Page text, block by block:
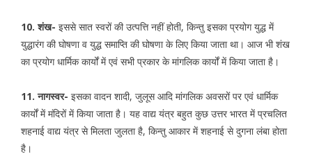
10. शंख- इससे सात स्वरों की उत्पत्ति नहीं होती, किन्तु इसका प्रयोग युद्ध में
युद्धारंग की घोषणा व युद्ध समाप्ति की घोषणा के लिए किया जाता था। आज भी शंख
का प्रयोग धार्मिक कार्यों में एवं सभी प्रकार के मांगलिक कार्यों में किया जाता है।
11. नागस्वर- इसका वादन शादी, जुलूस आदि मांगलिक अवसरों पर एवं धार्मिक
कार्यों में मंदिरों में किया जाता है। यह वाद्य यंत्र बहुत कुछ उत्तर भारत में प्रचलित
शहनाई वाद्य यंत्र से मिलता जुलता है, किन्तु आकार में शहनाई से दुगना लंबा होता
है।